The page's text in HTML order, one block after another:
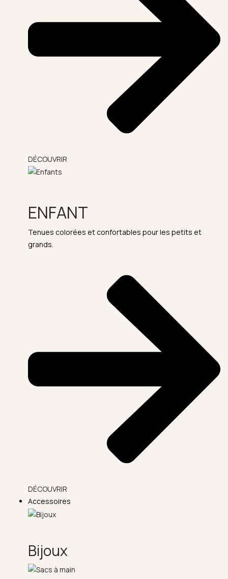
DÉCOUVRIR
ENFANT
Tenues colorées et confortables pour les petits et
grands.
DÉCOUVRIR
Accessoires
Bijoux